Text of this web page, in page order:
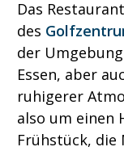
Das
des
der
Essen, aber
ruhigerer
also um einen
Frühstück, die